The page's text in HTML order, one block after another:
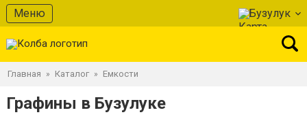
Меню Бузулук
Главная » Каталог » Емкости
Графины в Бузулуке